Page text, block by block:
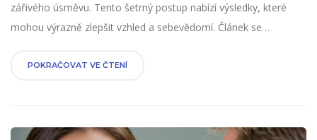
zářivého úsměvu. Tento šetrný postup nabízí výsledky, které
mohou výrazně zlepšit vzhled a sebevědomí. Článek se
použití domácího bělícího systému.
POKRAČOVAT VE ČTENÍ